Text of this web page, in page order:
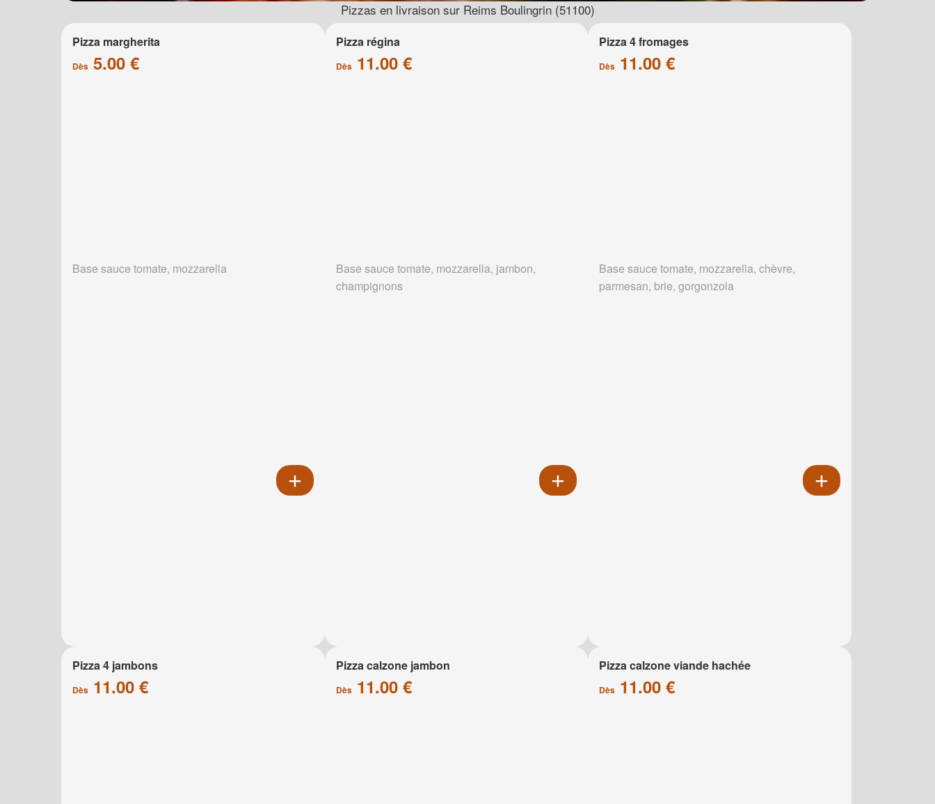
Pizzas en livraison sur Reims Boulingrin (51100)
Pizza margherita
Dès 5.00 €
Base sauce tomate, mozzarella
Pizza régina
Dès11.00 €
Base sauce tomate, mozzarella, jambon,
champignons
Pizza 4 fromages
Dès 11.00 €
Base sauce tomate, mozzarella, chèvre,
parmesan, brie, gorgonzola
Pizza 4 jambons
Dès 11.00 €
Pizza calzone jambon
Dès11.00 €
Pizza calzone viande hachée
Dès 11.00 €